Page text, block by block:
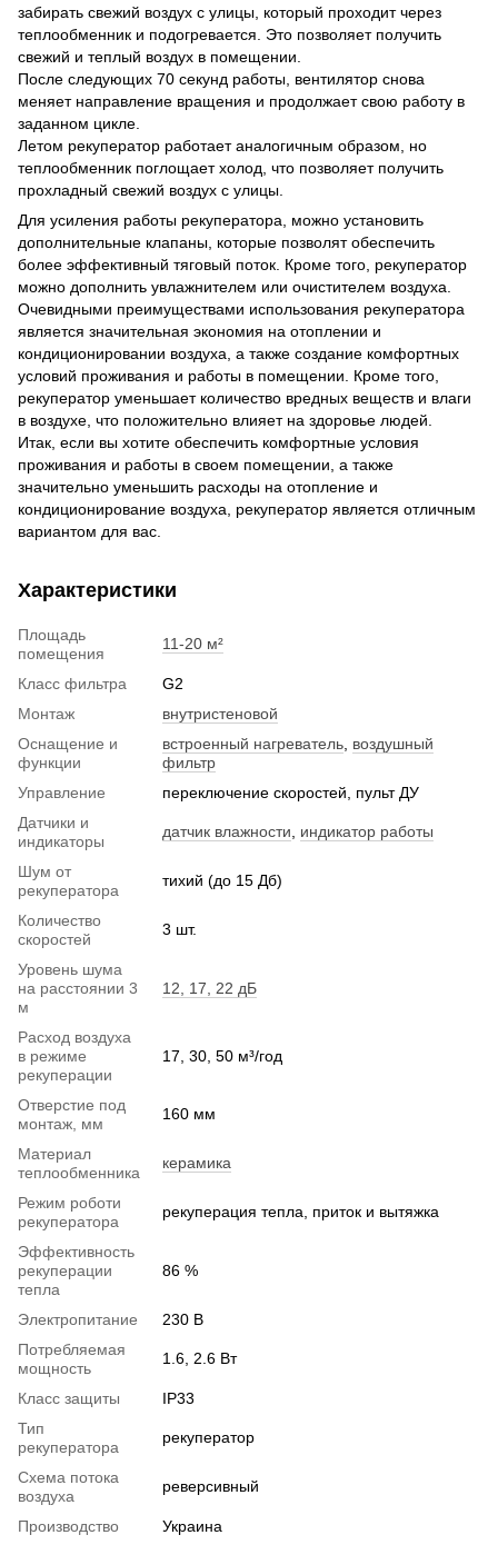
забирать свежий воздух с улицы, который проходит через
теплообменник и подогревается. Это позволяет получить
свежий и теплый воздух в помещении.
После следующих 70 секунд работы, вентилятор снова
меняет направление вращения и продолжает свою работу в
заданном цикле.
Летом рекуператор работает аналогичным образом, но
теплообменник поглощает холод, что позволяет получить
прохладный свежий воздух с улицы.
Для усиления работы рекуператора, можно установить
дополнительные клапаны, которые позволят обеспечить
более эффективный тяговый поток. Кроме того, рекуператор
можно дополнить увлажнителем или очистителем воздуха.
Очевидными преимуществами использования рекуператора
является значительная экономия на отоплении и
кондиционировании воздуха, а также создание комфортных
условий проживания и работы в помещении. Кроме того,
рекуператор уменьшает количество вредных веществ и влаги
в воздухе, что положительно влияет на здоровье людей.
Итак, если вы хотите обеспечить комфортные условия
проживания и работы в своем помещении, а также
значительно уменьшить расходы на отопление и
кондиционирование воздуха, рекуператор является отличным
вариантом для вас.
Характеристики
Площадь
помещения
11-20 м²
Класс фильтра
G2
Монтаж
внутристеновой
Оснащение и
функции
встроенный нагреватель воздушный
фильтр
Управление
переключение скоростей, пульт ДУ
Датчики и
индикаторы
датчик влажности индикатор работы
Шум от
рекуператора
тихий (до 15 Дб)
Количество
скоростей
3 шт.
Уровень шума
на расстоянии 3
м
12, 17, 22 дБ
Расход воздуха
в режиме
рекуперации
17, 30, 50 м³/год
Отверстие под
монтаж, мм
160 мм
Материал
теплообменника
керамика
Режим роботи
рекуператора
рекуперация тепла, приток и вытяжка
Эффективность
рекуперации
тепла
86 %
Электропитание
230 В
Потребляемая
мощность
1.6, 2.6 Вт
Класс защиты
IP33
Тип
рекуператора
рекуператор
Схема потока
воздуха
реверсивный
Производство
Украина